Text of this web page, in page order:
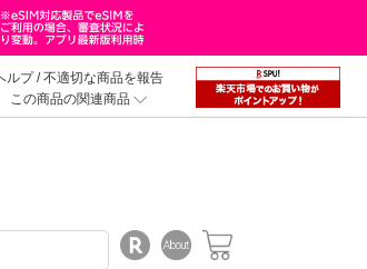
ルプ/不適切な商品を報告
この商品の関連商品